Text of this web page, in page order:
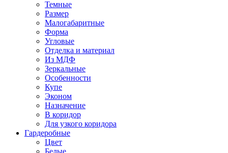
Темные
Размер
Малогабаритные
Форма
Угловые
Отделка и материал
Из МДФ
Зеркальные
Особенности
Купе
Эконом
Назначение
В коридор
Для узкого коридора
Гардеробные
Цвет
Белые